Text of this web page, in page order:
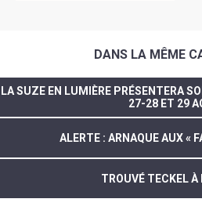
DANS LA MÊME
LA SUZE EN LUMIÈRE PRÉSENTERA
27-28 ET 29
ALERTE : ARNAQUE AUX «
TROUVÉ TECKEL À